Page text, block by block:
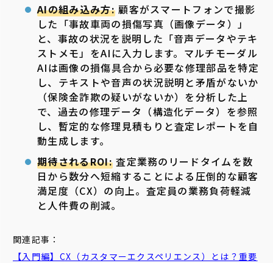
AIの組み込み方:顧客がスマートフォンで撮影
した「事故車両の損傷写真（画像データ）」
と、事故の状況を説明した「音声データやテキ
ストメモ」をAIに入力します。マルチモーダル
AIは画像の損傷具合から必要な修理部品を特定
し、テキストや音声の状況説明と矛盾がないか
（保険金詐欺の疑いがないか）を分析した上
で、過去の修理データ（構造化データ）を参照
し、暫定的な修理見積もりと査定レポートを自
動生成します。
期待されるROI:査定業務のリードタイムを数
日から数分へ短縮することによる圧倒的な顧客
満足度（CX）の向上。査定員の業務負荷軽減
と人件費の削減。
関連記事：
【入門編】CX（カスタマーエクスペリエンス）とは？重要